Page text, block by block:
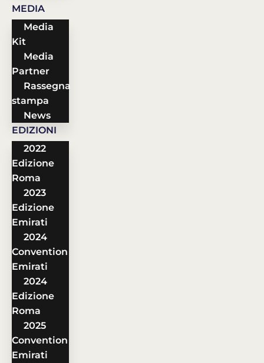
MEDIA
Media
Kit
Media
Partner
Rassegna
stampa
News
EDIZIONI
2022
Edizione
Roma
2023
Edizione
Emirati
2024
Convention
Emirati
2024
Edizione
Roma
2025
Convention
Emirati